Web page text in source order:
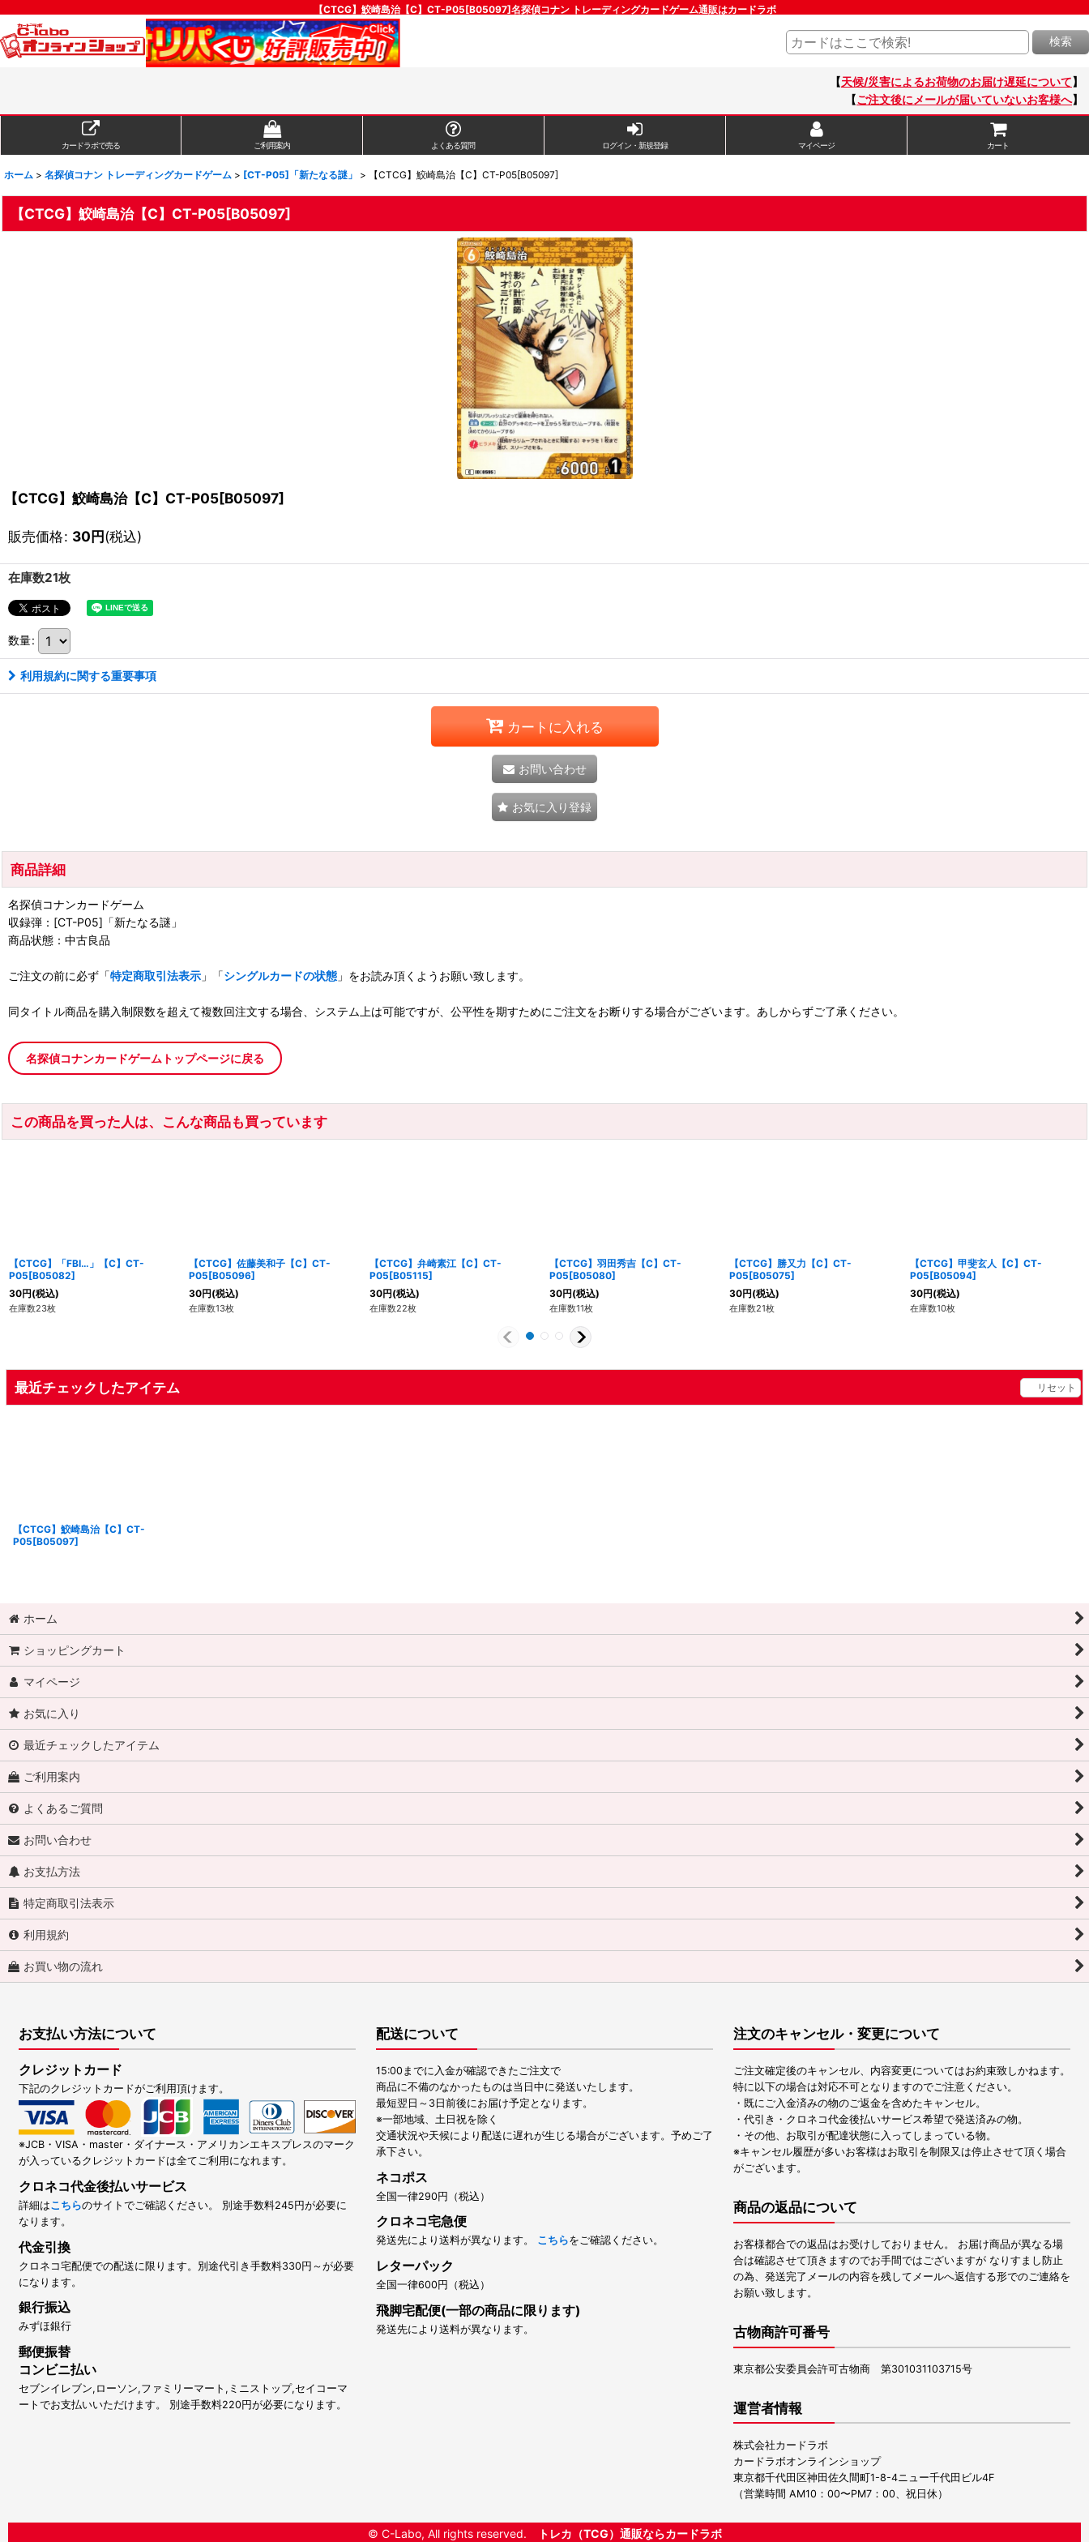
【CTCG】鮫崎島治【C】CT-P05[B05097]名探偵コナン トレーディングカードゲーム通販はカードラボ
検索
【天候/災害によるお荷物のお届け遅延について】
【ご注文後にメールが届いていないお客様へ】
カードラボで売る ご利用案内 よくある質問 ログイン・新規登録 マイページ カート
ホーム > 名探偵コナン トレーディングカードゲーム > [CT-P05]「新たなる謎」 > 【CTCG】鮫崎島治【C】CT-P05[B05097]
【CTCG】鮫崎島治【C】CT-P05[B05097]
【CTCG】鮫崎島治【C】CT-P05[B05097]
販売価格: 30円(税込)
在庫数21枚
数量:
利用規約に関する重要事項
カートに入れる
お問い合わせ
お気に入り登録
商品詳細
名探偵コナンカードゲーム
収録弾：[CT-P05]「新たなる謎」
商品状態：中古良品
ご注文の前に必ず「特定商取引法表示 」「シングルカードの状態 」をお読み頂くようお願い致します。
同タイトル商品を購入制限数を超えて複数回注文する場合、システム上は可能ですが、公平性を期すためにご注文をお断りする場合がございます。あしからずご了承ください。
名探偵コナンカードゲームトップページに戻る
この商品を買った人は、こんな商品も買っています
【CTCG】「FBI…」【C】CT-
P05[B05082]
30円(税込)
在庫数23枚
【CTCG】佐藤美和子【C】CT-
P05[B05096]
30円(税込)
在庫数13枚
【CTCG】弁崎素江【C】CT-
P05[B05115]
30円(税込)
在庫数22枚
【CTCG】羽田秀吉【C】CT-
P05[B05080]
30円(税込)
在庫数11枚
【CTCG】勝又力【C】CT-
P05[B05075]
30円(税込)
在庫数21枚
【CTCG】甲斐玄人【C】CT-
P05[B05094]
30円(税込)
在庫数10枚
最近チェックしたアイテム リセット
【CTCG】鮫崎島治【C】CT-
P05[B05097]
ホーム
ショッピングカート
マイページ
お気に入り
最近チェックしたアイテム
ご利用案内
よくあるご質問
お問い合わせ
お支払方法
特定商取引法表示
利用規約
お買い物の流れ
お支払い方法について
クレジットカード
下記のクレジットカードがご利用頂けます。
※JCB・VISA・master・ダイナース・アメリカンエキスプレスのマーク
が入っているクレジットカードは全てご利用になれます。
クロネコ代金後払いサービス
詳細はこちらのサイトでご確認ください。 別途手数料245円が必要に
なります。
代金引換
クロネコ宅配便での配送に限ります。別途代引き手数料330円～が必要
になります。
銀行振込
みずほ銀行
郵便振替
コンビニ払い
セブンイレブン,ローソン,ファミリーマート,ミニストップ,セイコーマ
ートでお支払いいただけます。 別途手数料220円が必要になります。
配送について
15:00までに入金が確認できたご注文で
商品に不備のなかったものは当日中に発送いたします。
最短翌日～3日前後にお届け予定となります。
※一部地域、土日祝を除く
交通状況や天候により配送に遅れが生じる場合がございます。予めご了
承下さい。
ネコポス
全国一律290円（税込）
クロネコ宅急便
発送先により送料が異なります。 こちらをご確認ください。
レターパック
全国一律600円（税込）
飛脚宅配便(一部の商品に限ります)
発送先により送料が異なります。
注文のキャンセル・変更について
ご注文確定後のキャンセル、内容変更についてはお約束致しかねます。
特に以下の場合は対応不可となりますのでご注意ください。
・既にご入金済みの物のご返金を含めたキャンセル。
・代引き・クロネコ代金後払いサービス希望で発送済みの物。
・その他、お取引が配達状態に入ってしまっている物。
※キャンセル履歴が多いお客様はお取引を制限又は停止させて頂く場合
がございます。
商品の返品について
お客様都合での返品はお受けしておりません。 お届け商品が異なる場
合は確認させて頂きますのでお手間ではございますが なりすまし防止
の為、発送完了メールの内容を残してメールへ返信する形でのご連絡を
お願い致します。
古物商許可番号
東京都公安委員会許可古物商 第301031103715号
運営者情報
株式会社カードラボ
カードラボオンラインショップ
東京都千代田区神田佐久間町1-8-4ニュー千代田ビル4F
（営業時間 AM10：00〜PM7：00、祝日休）
© C-Labo, All rights reserved. トレカ（TCG）通販ならカードラボ